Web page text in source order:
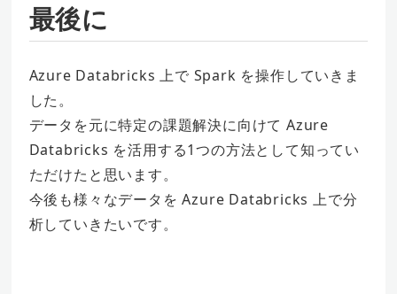
最後に
Azure Databricks 上で Spark を操作していきま
した。
データを元に特定の課題解決に向けて Azure
Databricks を活用する1つの方法として知ってい
ただけたと思います。
今後も様々なデータを Azure Databricks 上で分
析していきたいです。